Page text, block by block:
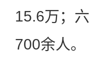
15.6万；
700余人。